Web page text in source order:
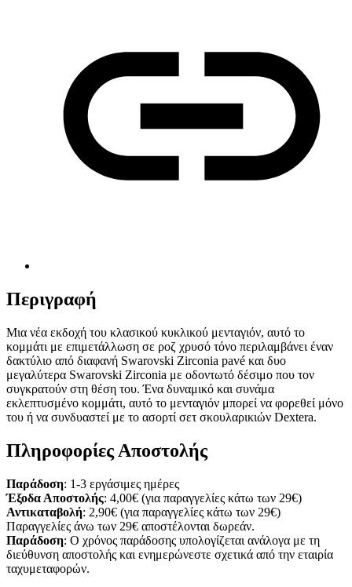
Περιγραφή
Μια νέα εκδοχή του κλασικού κυκλικού μενταγιόν, αυτό το
κομμάτι με επιμετάλλωση σε ροζ χρυσό τόνο περιλαμβάνει έναν
δακτύλιο από διαφανή Swarovski Zirconia pavé και δυο
μεγαλύτερα Swarovski Zirconia με οδοντωτό δέσιμο που τον
συγκρατούν στη θέση του. Ένα δυναμικό και συνάμα
εκλεπτυσμένο κομμάτι, αυτό το μενταγιόν μπορεί να φορεθεί μόνο
του ή να συνδυαστεί με το ασορτί σετ σκουλαρικιών Dextera.
Πληροφορίες Αποστολής
Παράδοση: 1-3 εργάσιμες ημέρες
Έξοδα Αποστολής: 4,00€ (για παραγγελίες κάτω των 29€)
Αντικαταβολή: 2,90€ (για παραγγελίες κάτω των 29€)
Παραγγελίες άνω των 29€ αποστέλονται δωρεάν.
Παράδοση: Ο χρόνος παράδοσης υπολογίζεται ανάλογα με τη
διεύθυνση αποστολής και ενημερώνεστε σχετικά από την εταιρία
ταχυμεταφορών.